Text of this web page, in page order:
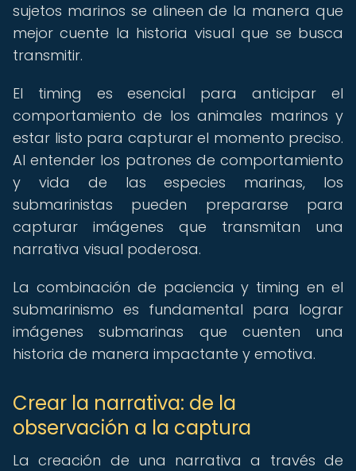
sujetos marinos se alineen de la manera que
mejor cuente la historia visual que se busca
transmitir.
El timing es esencial para anticipar el
comportamiento de los animales marinos y
estar listo para capturar el momento preciso.
Al entender los patrones de comportamiento
y vida de las especies marinas, los
submarinistas pueden prepararse para
capturar imágenes que transmitan una
narrativa visual poderosa.
La combinación de paciencia y timing en el
submarinismo es fundamental para lograr
imágenes submarinas que cuenten una
historia de manera impactante y emotiva.
Crear la narrativa: de la
observación a la captura
La creación de una narrativa a través de